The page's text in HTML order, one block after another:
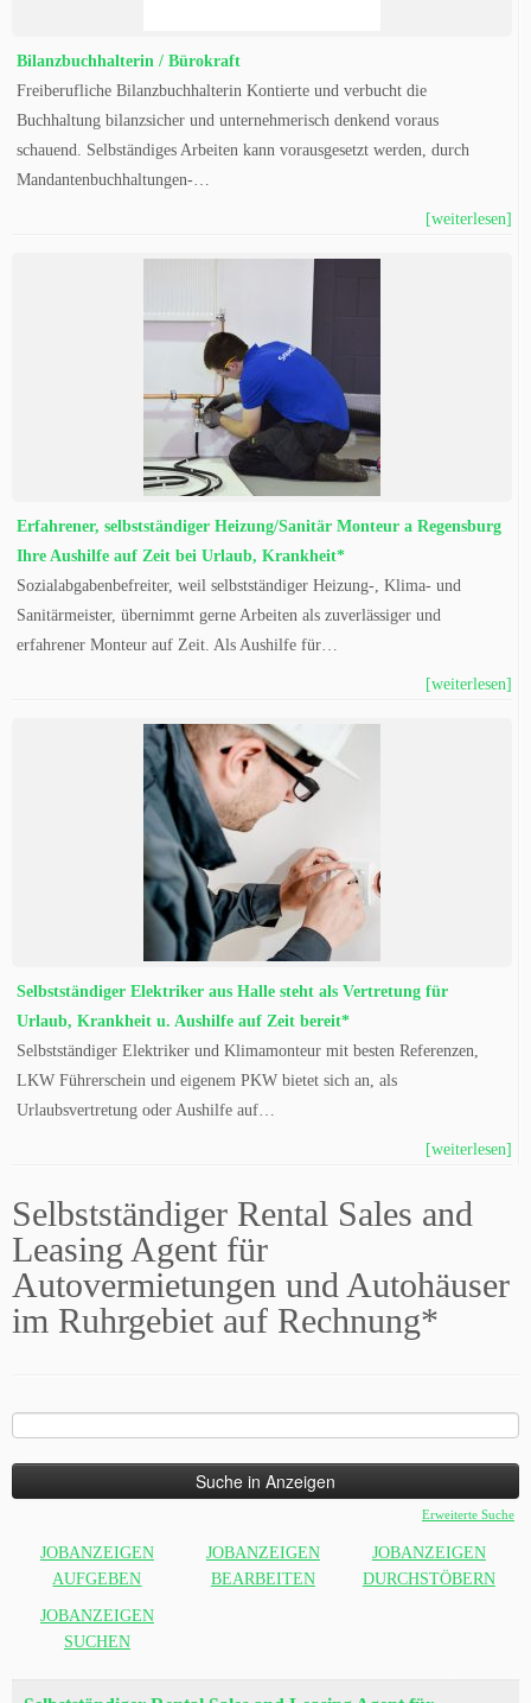
Bilanzbuchhalterin / Bürokraft
Freiberufliche Bilanzbuchhalterin Kontierte und verbucht die
Buchhaltung bilanzsicher und unternehmerisch denkend voraus
schauend. Selbständiges Arbeiten kann vorausgesetzt werden, durch
Mandantenbuchhaltungen-…
[weiterlesen]
Erfahrener, selbstständiger Heizung/Sanitär Monteur a Regensburg
Ihre Aushilfe auf Zeit bei Urlaub, Krankheit*
Sozialabgabenbefreiter, weil selbstständiger Heizung-, Klima- und
Sanitärmeister, übernimmt gerne Arbeiten als zuverlässiger und
erfahrener Monteur auf Zeit. Als Aushilfe für…
[weiterlesen]
Selbstständiger Elektriker aus Halle steht als Vertretung für
Urlaub, Krankheit u. Aushilfe auf Zeit bereit*
Selbstständiger Elektriker und Klimamonteur mit besten Referenzen,
LKW Führerschein und eigenem PKW bietet sich an, als
Urlaubsvertretung oder Aushilfe auf…
[weiterlesen]
Selbstständiger Rental Sales and
Leasing Agent für
Autovermietungen und Autohäuser
im Ruhrgebiet auf Rechnung*
Erweiterte Suche
JOBANZEIGEN
AUFGEBEN
JOBANZEIGEN
BEARBEITEN
JOBANZEIGEN
DURCHSTÖBERN
JOBANZEIGEN
SUCHEN